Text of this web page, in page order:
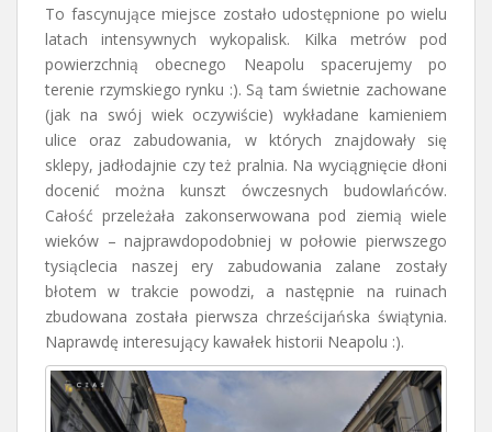
To fascynujące miejsce zostało udostępnione po wielu
latach intensywnych wykopalisk. Kilka metrów pod
powierzchnią obecnego Neapolu spacerujemy po
terenie rzymskiego rynku :). Są tam świetnie zachowane
(jak na swój wiek oczywiście) wykładane kamieniem
ulice oraz zabudowania, w których znajdowały się
sklepy, jadłodajnie czy też pralnia. Na wyciągnięcie dłoni
docenić można kunszt ówczesnych budowlańców.
Całość przeleżała zakonserwowana pod ziemią wiele
wieków – najprawdopodobniej w połowie pierwszego
tysiąclecia naszej ery zabudowania zalane zostały
błotem w trakcie powodzi, a następnie na ruinach
zbudowana została pierwsza chrześcijańska świątynia.
Naprawdę interesujący kawałek historii Neapolu :).